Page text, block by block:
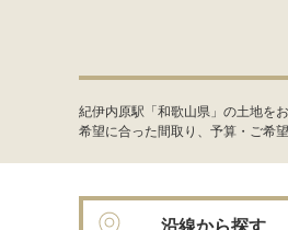
紀伊内原駅「和歌山県」の土地を
希望に合った間取り、予算・ご希
沿線から探す